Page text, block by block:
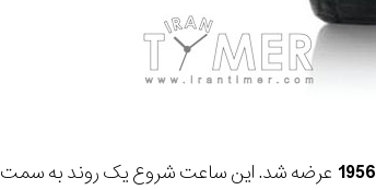
1956 عرضه شد. این ساعت شروع یک روند به سمت